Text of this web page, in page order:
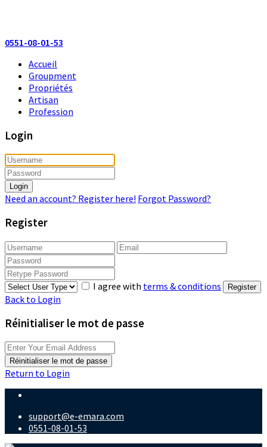
0551-08-01-53
Accueil
Groupment
Propriétés
Artisan
Profession
Login
Login
Need an account? Register here! Forgot Password?
Register
I agree with terms & conditions Register
Back to Login
Réinitialiser le mot de passe
Réinitialiser le mot de passe
Return to Login
support@e-emara.com
0551-08-01-53